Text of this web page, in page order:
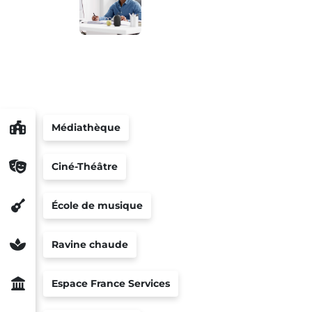
Médiathèque
Ciné-Théâtre
École de musique
Ravine chaude
Espace France Services